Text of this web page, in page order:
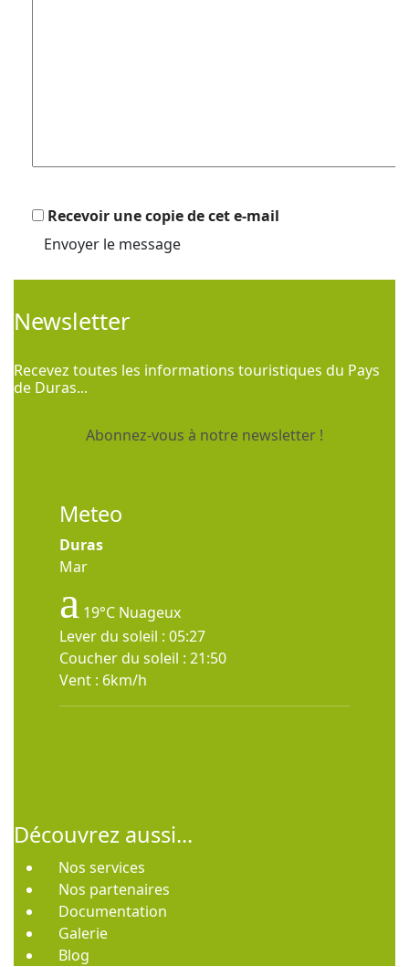
Recevoir une copie de cet e-mail
Envoyer le message
Newsletter
Recevez toutes les informations touristiques du Pays
de Duras...
Abonnez-vous à notre newsletter !
Meteo
Duras
Mar
19°C Nuageux
Lever du soleil : 05:27
Coucher du soleil : 21:50
Vent : 6km/h
Découvrez aussi...
Nos services
Nos partenaires
Documentation
Galerie
Blog